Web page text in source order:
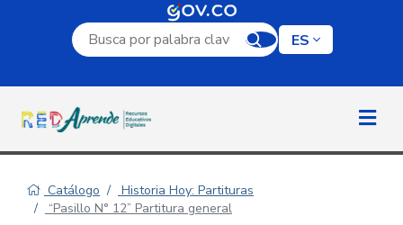
Campo de búsqueda por palabra clave
ES
Catálogo
Historia Hoy: Partituras
“Pasillo N° 12” Partitura general